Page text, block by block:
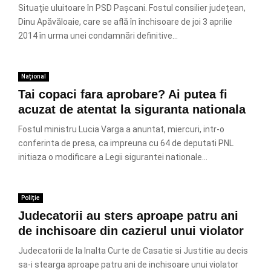
Situație uluitoare în PSD Pașcani. Fostul consilier județean,
Dinu Apăvăloaie, care se află în închisoare de joi 3 aprilie
2014 în urma unei condamnări definitive...
Național
Tai copaci fara aprobare? Ai putea fi
acuzat de atentat la siguranta nationala
Fostul ministru Lucia Varga a anuntat, miercuri, intr-o
conferinta de presa, ca impreuna cu 64 de deputati PNL
initiaza o modificare a Legii sigurantei nationale...
Poliție
Judecatorii au sters aproape patru ani
de inchisoare din cazierul unui violator
Judecatorii de la Inalta Curte de Casatie si Justitie au decis
sa-i stearga aproape patru ani de inchisoare unui violator